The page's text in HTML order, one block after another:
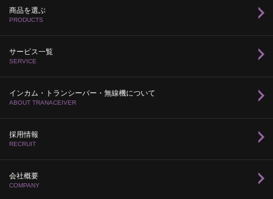
商品を選ぶ
PRODUCTS
サービス一覧
SERVICE
インカム・トランシーバー・無線機について
ABOUT TRANACEIVER
採用情報
RECRUIT
会社概要
COMPANY